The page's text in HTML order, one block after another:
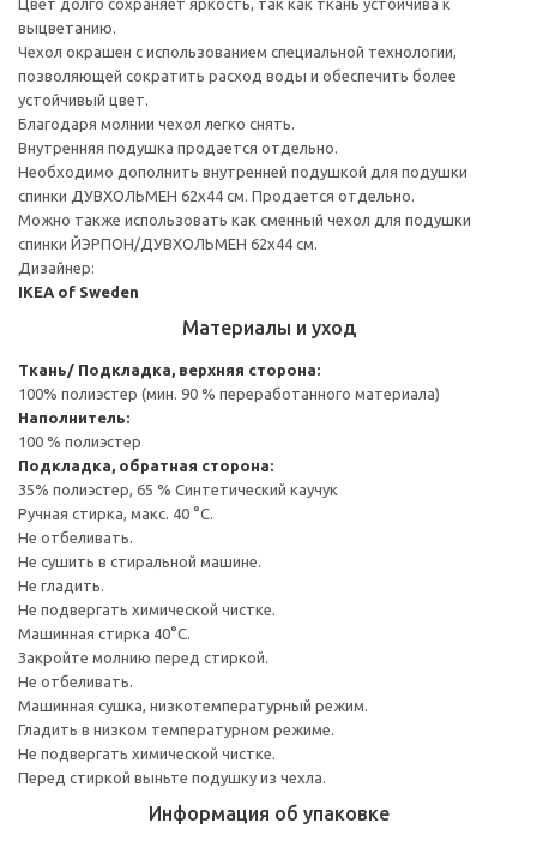
выцветанию.
Чехол окрашен с использованием специальной технологии,
позволяющей сократить расход воды и обеспечить более
устойчивый цвет.
Благодаря молнии чехол легко снять.
Внутренняя подушка продается отдельно.
Необходимо дополнить внутренней подушкой для подушки
спинки ДУВХОЛЬМЕН 62x44 см. Продается отдельно.
Можно также использовать как сменный чехол для подушки
спинки ЙЭРПОН/ДУВХОЛЬМЕН 62x44 см.
Дизайнер:
IKEA of Sweden
Материалы и уход
Ткань/ Подкладка, верхняя сторона:
100% полиэстер (мин. 90 % переработанного материала)
Наполнитель:
100 % полиэстер
Подкладка, обратная сторона:
35% полиэстер, 65 % Синтетический каучук
Ручная стирка, макс. 40 °C.
Не отбеливать.
Не сушить в стиральной машине.
Не гладить.
Не подвергать химической чистке.
Машинная стирка 40°С.
Закройте молнию перед стиркой.
Не отбеливать.
Машинная сушка, низкотемпературный режим.
Гладить в низком температурном режиме.
Не подвергать химической чистке.
Перед стиркой выньте подушку из чехла.
Информация об упаковке